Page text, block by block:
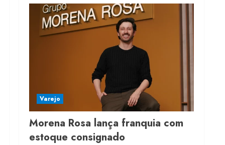
milhões de receita em
2026
4 de agosto de 2026
Projeto testa passaporte
digital na moda nacional
4 de agosto de 2026
Varejo
Morena Rosa lança franquia com
estoque consignado